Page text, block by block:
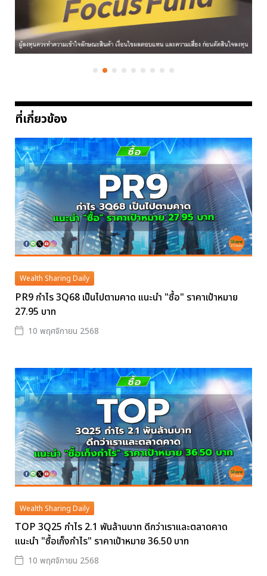
ที่เกี่ยวข้อง
Wealth Sharing Daily
PR9 กำไร 3Q68 เป็นไปตามคาด แนะนำ "ซื้อ" ราคาเป้าหมาย
27.95 บาท
10 พฤศจิกายน 2568
Wealth Sharing Daily
TOP 3Q25 กำไร 2.1 พันล้านบาท ดีกว่าเราและตลาดคาด
แนะนำ "ซื้อเก็งกำไร" ราคาเป้าหมาย 36.50 บาท
10 พฤศจิกายน 2568